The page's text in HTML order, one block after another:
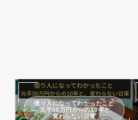
億り人になってわかったこと
— 元手50万円からの10年と、
変わらない日常